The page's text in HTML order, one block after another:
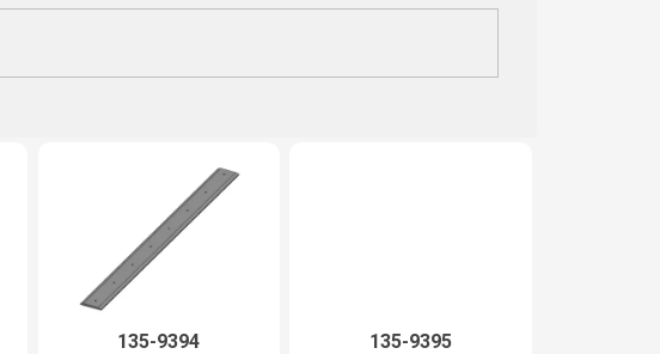
135-9394
135-9395